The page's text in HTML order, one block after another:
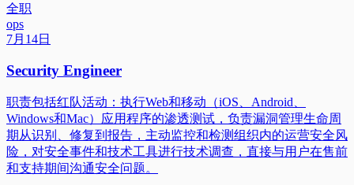
全职
ops
7月14日
Security Engineer
职责包括红队活动：执行Web和移动（iOS、Android、
Windows和Mac）应用程序的渗透测试，负责漏洞管理生命周
期从识别、修复到报告，主动监控和检测组织内的运营安全风
险，对安全事件和技术工具进行技术调查，直接与用户在售前
和支持期间沟通安全问题。